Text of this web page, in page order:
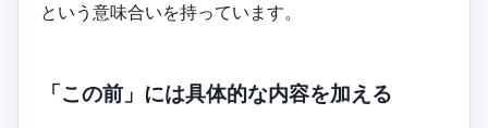
という意味合いを持っています。
「この前」には具体的な内容を加える